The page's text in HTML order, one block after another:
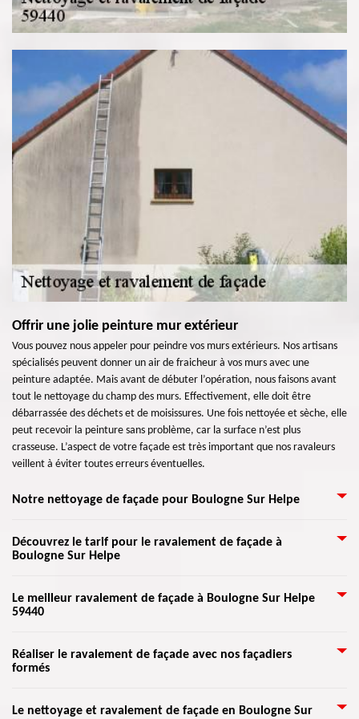
Offrir une jolie peinture mur extérieur
Vous pouvez nous appeler pour peindre vos murs extérieurs. Nos artisans
spécialisés peuvent donner un air de fraicheur à vos murs avec une
peinture adaptée. Mais avant de débuter l’opération, nous faisons avant
tout le nettoyage du champ des murs. Effectivement, elle doit être
débarrassée des déchets et de moisissures. Une fois nettoyée et sèche, elle
peut recevoir la peinture sans problème, car la surface n’est plus
crasseuse. L’aspect de votre façade est très important que nos ravaleurs
veillent à éviter toutes erreurs éventuelles.
Notre nettoyage de façade pour Boulogne Sur Helpe
Le bon état de l’extérieur de votre maison est important, et nous aimerons
tous qu’elle soit attrayante et présentable. La saleté a un impact sur sa
donner à votre bâtiment un air moche et laisser moins de lumière du jour
éclairer toute la surface du champ. Bref, le nettoyage des murs et des
Découvrez le tarif pour le ravalement de façade à
Boulogne Sur Helpe
Désirez-vous réaliser un ravalement de votre façade ? Vous ne savez pas
combien cela coûte-t-il ? Pour cela, appelez Artisan Lemoine 59 pour vous
Vous pouvez bénéficier de leurs offres au moment où vous le souhaiterez.
Ses équipes sont des expertes dans les matières, elles ont été formées
façade chez Artisan Lemoine 59.
Le meilleur ravalement de façade à Boulogne Sur Helpe
59440
Une raison de penser à l'entretien des façades est de permettre de vérifier
l'état de votre bâtiment. Il faut en effet s’occuper de la rénovation de vos
La façade est le plus grand champ de la structure de toute maison et
Réaliser le ravalement de façade avec nos façadiers
formés
Grâce à l’aide de nos artisans qualifiés dans ce domaine, nous pouvons
Le nettoyage et ravalement de façade en Boulogne Sur